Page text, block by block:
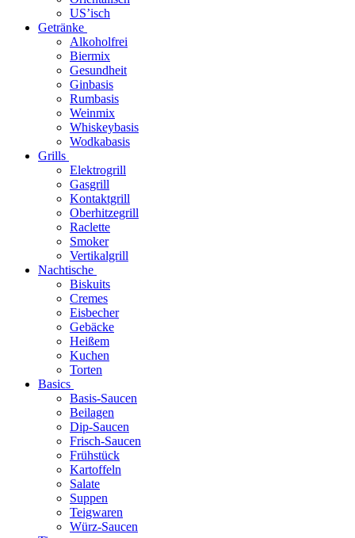
US’isch
Getränke
Alkoholfrei
Biermix
Gesundheit
Ginbasis
Rumbasis
Weinmix
Whiskeybasis
Wodkabasis
Grills
Elektrogrill
Gasgrill
Kontaktgrill
Oberhitzegrill
Raclette
Smoker
Vertikalgrill
Nachtische
Biskuits
Cremes
Eisbecher
Gebäcke
Heißem
Kuchen
Torten
Basics
Basis-Saucen
Beilagen
Dip-Saucen
Frisch-Saucen
Frühstück
Kartoffeln
Salate
Suppen
Teigwaren
Würz-Saucen